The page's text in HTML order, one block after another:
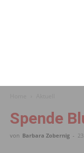
Spende
von Barbara Zobernig -